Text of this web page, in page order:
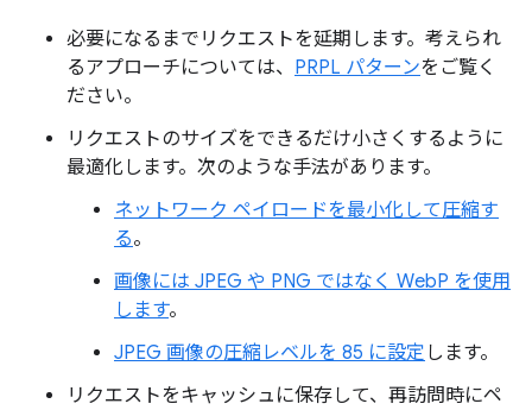
必要になるまでリクエストを延期します。考えられ
るアプローチについては、 PRPL パターンをご覧く
ださい。
リクエストのサイズをできるだけ小さくするように
最適化します。次のような手法があります。
ネットワーク ペイロードを最小化して圧縮す
る。
画像には JPEG や PNG ではなく WebP を使用
します。
JPEG 画像の圧縮レベルを 85 に設定 します。
リクエストをキャッシュに保存して、再訪問時にペ